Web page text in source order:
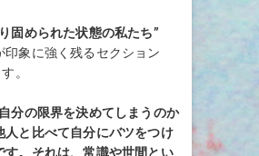
固められた状態の私たち”
印象に強く残るセクション
。
分の限界を決めてしまうのか
人と比べて自分にバツをつけ
す。それは、常識や世間とい